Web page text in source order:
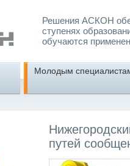
Решения АСКОН
ступенях
обучаются
Молодым
путей